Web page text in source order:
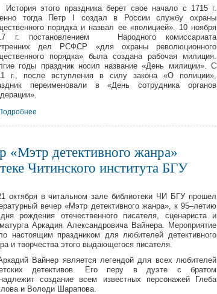
этого праздника берет свое начало с 1715 г.
тогда Петр I создал в России службу охраны
порядка и назвал ее «полицией». 10 ноября
г. постановлением Народного комиссариата
дел РСФСР «для охраны революционного
порядка» была создана рабочая милиция.
годы праздник носил название «День милиции». С
г., после вступления в силу закона «О полиции»,
переименовали в «День сотрудника органов
«Мэтр детективного жанра»
Читинского института БГУ
октября в читальном зале библиотеки ЧИ БГУ прошел
вечер «Мэтр детективного жанра», к 95–летию
рождения отечественного писателя, сценариста и
Аркадия Александровича Вайнера. Мероприятие
настоящим праздником для любителей детективного
и творчества этого выдающегося писателя.
Вайнер является легендой для всех любителей
детективов. Его перу в дуэте с братом
создание всем известных персонажей Глеба
и Володи Шарапова.